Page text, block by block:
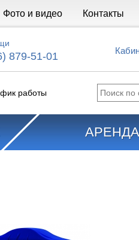
Фото и видео Контакты
879-51-01
работы
АРЕНДА